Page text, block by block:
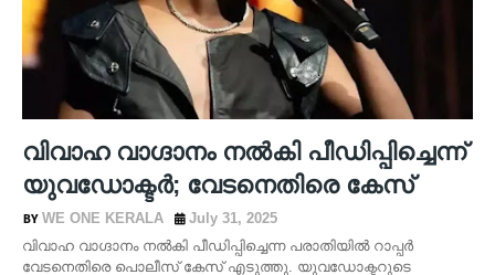
വിവാഹ വാഗ്ദാനം നല്‍കി പീഡിപ്പിച്ചെന്ന്
യുവഡോക്ടര്‍; വേടനെതിരെ കേസ്
WE ONE KERALA
July 31, 2025
വിവാഹ വാഗ്ദാനം നല്‍കി പീഡിപ്പിച്ചെന്ന പരാതിയില്‍ റാപ്പര്‍
വേടനെതിരെ പൊലീസ് കേസ് എടുത്തു. യുവഡോക്ടറുടെ